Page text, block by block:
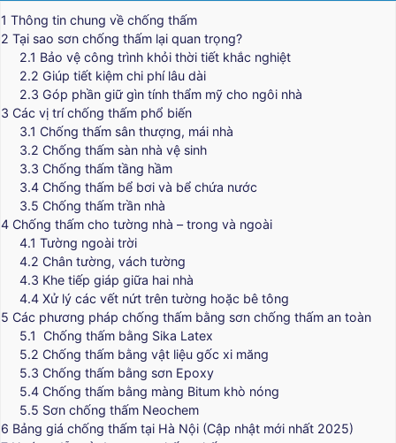
1 Thông tin chung về chống thấm
2 Tại sao sơn chống thấm lại quan trọng?
2.1 Bảo vệ công trình khỏi thời tiết khắc nghiệt
2.2 Giúp tiết kiệm chi phí lâu dài
2.3 Góp phần giữ gìn tính thẩm mỹ cho ngôi nhà
3 Các vị trí chống thấm phổ biến
3.1 Chống thấm sân thượng, mái nhà
3.2 Chống thấm sàn nhà vệ sinh
3.3 Chống thấm tầng hầm
3.4 Chống thấm bể bơi và bể chứa nước
3.5 Chống thấm trần nhà
4 Chống thấm cho tường nhà – trong và ngoài
4.1 Tường ngoài trời
4.2 Chân tường, vách tường
4.3 Khe tiếp giáp giữa hai nhà
4.4 Xử lý các vết nứt trên tường hoặc bê tông
5 Các phương pháp chống thấm bằng sơn chống thấm an toàn
5.1 Chống thấm bằng Sika Latex
5.2 Chống thấm bằng vật liệu gốc xi măng
5.3 Chống thấm bằng sơn Epoxy
5.4 Chống thấm bằng màng Bitum khò nóng
5.5 Sơn chống thấm Neochem
6 Bảng giá chống thấm tại Hà Nội (Cập nhật mới nhất 2025)